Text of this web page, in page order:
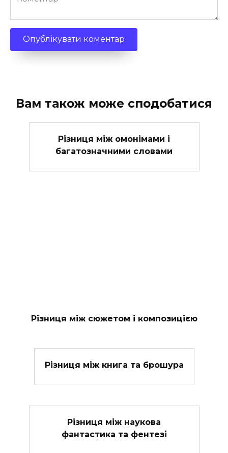
Вам також може сподобатися
Різниця між омонімами і
багатозначними словами
Різниця між сюжетом і композицією
Різниця між книга та брошура
Різниця між наукова
фантастика та фентезі